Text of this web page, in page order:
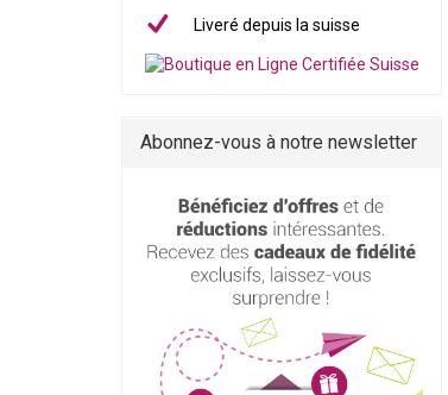
Liveré depuis la suisse
Abonnez-vous à notre newsletter